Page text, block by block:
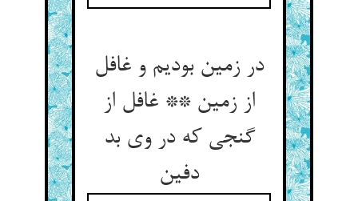
در زمین بودیم و غافل
از زمین ** غافل از
گنجی که در وی بد